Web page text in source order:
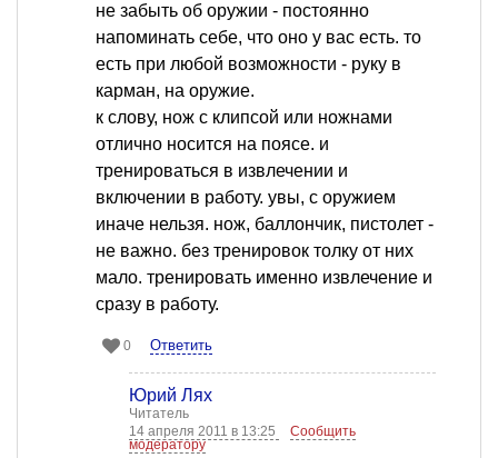
не забыть об оружии - постоянно
напоминать себе, что оно у вас есть. то
есть при любой возможности - руку в
карман, на оружие.
к слову, нож с клипсой или ножнами
отлично носится на поясе. и
тренироваться в извлечении и
включении в работу. увы, с оружием
иначе нельзя. нож, баллончик, пистолет -
не важно. без тренировок толку от них
мало. тренировать именно извлечение и
сразу в работу.
0 Ответить
Юрий Лях
Читатель
14 апреля 2011 в 13:25
Сообщить
модератору